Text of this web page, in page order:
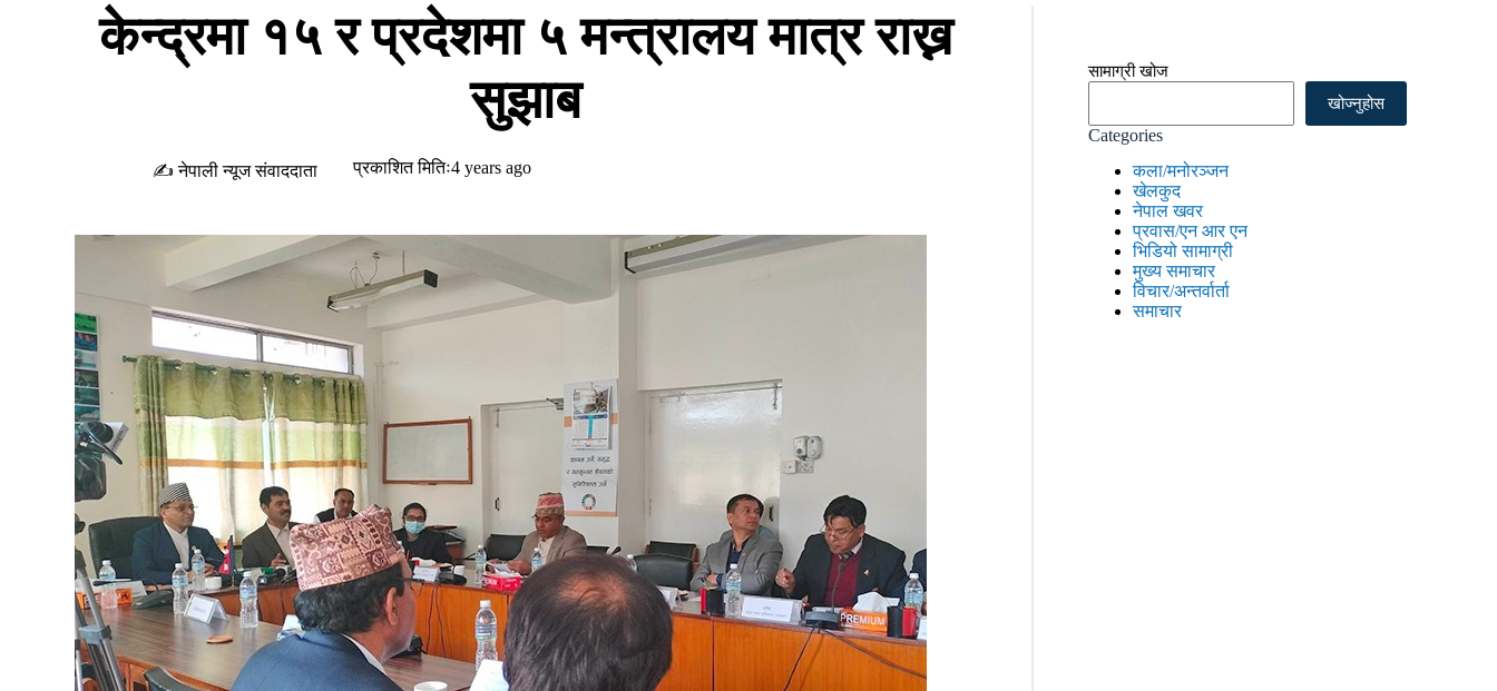
केन्द्रमा १५ र प्रदेशमा ५ मन्त्रालय मात्र राख्न
सुझाब
✍ नेपाली न्यूज संवाददाता प्रकाशित मितिः4 years ago
सामाग्री खोज
खोज्नुहोस
Categories
कला/मनोरञ्जन
खेलकुद
नेपाल खवर
प्रवास/एन आर एन
भिडियो सामाग्री
मुख्य समाचार
विचार/अन्तर्वार्ता
समाचार